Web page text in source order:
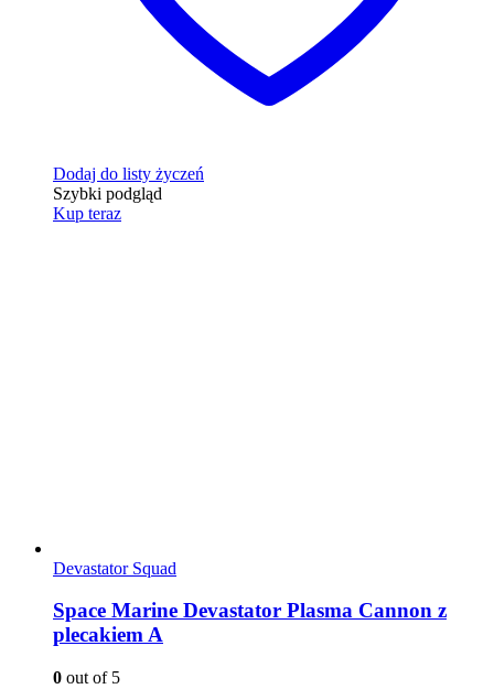
Dodaj do listy życzeń
Szybki podgląd
Kup teraz
Devastator Squad
Space Marine Devastator Plasma Cannon z
plecakiem A
0 out of 5